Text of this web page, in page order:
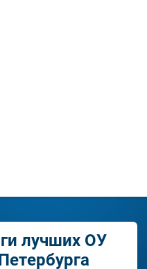
лучших ОУ